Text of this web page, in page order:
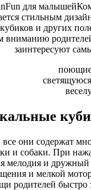
стильным
и других
заинтересуют
они содержат
собаки. При
мелодия и
и мелкой
родителей быстро